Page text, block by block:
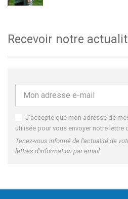
Recevoir notre
J'accepte que mon adresse de
utilisée pour vous envoyer notre lettre
Tenez-vous informé de l'actualité de
lettres d'information par email